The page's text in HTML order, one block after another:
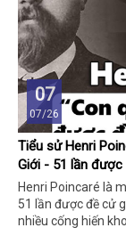
07
07/26
Tiểu sử Henri
Giới - 51 lần
Henri Poincaré là
51 lần được đề cử
nhiều cống hiến